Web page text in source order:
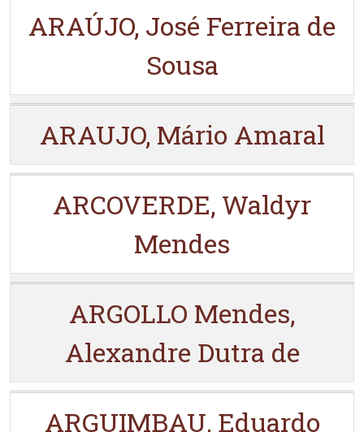
ARAÚJO, José Ferreira de
Sousa
ARAUJO, Mário Amaral
ARCOVERDE, Waldyr
Mendes
ARGOLLO Mendes,
Alexandre Dutra de
ARGUIMBAU, Eduardo